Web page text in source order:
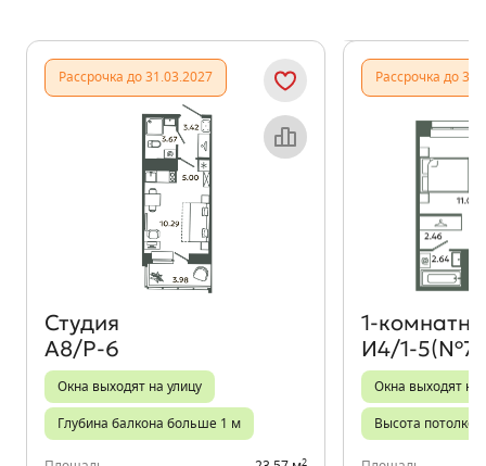
Рассрочка до 31.03.2027
Объект месяца
Студия
А8/Р-6
Окна выходят на улицу
Глубина балкона больше 1 м
2
Рассрочка до
И4/1-
Окна выходят на
Высота